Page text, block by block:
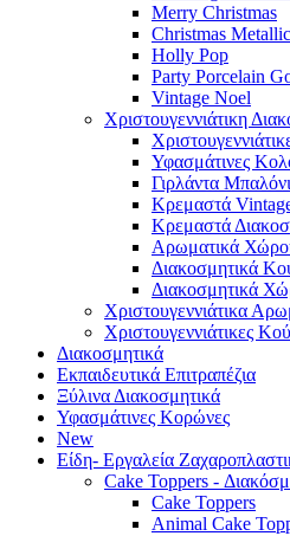
Merry Christmas
Christmas
Holly Pop
Party Porcelain
Vintage Noel
Χριστουγεννιάτικη
Υφασμάτινες
Γιρλάντα
Κρεμαστά
Κρεμαστά
Αρωματικά
Διακοσμητικά
Διακοσμητικά
Χριστουγεννιάτικα
Χριστουγεννιάτικες
Διακοσμητικά
Εκπαιδευτικά Επιτραπέζια
Ξύλινα Διακοσμητικά
Υφασμάτινες Κορώνες
New
Είδη- Εργαλεία
Cake Toppers -
Cake Toppers
Animal Cake